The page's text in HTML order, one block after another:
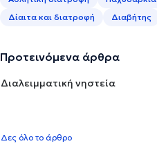
Δίαιτα και διατροφή
Διαβήτης
Προτεινόμενα άρθρα
Διαλειμματική νηστεία
Δες όλο το άρθρο